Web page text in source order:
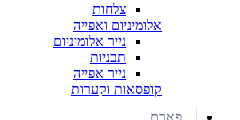
צלחות
אלומיניום ואפייה
נייר אלומיניום
תבניות
נייר אפייה
קופסאות וקערות
פארם